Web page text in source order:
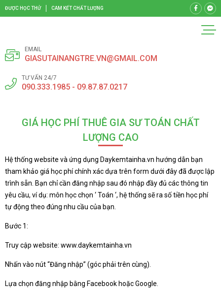
ĐƯỢC HỌC THỬ CAM KẾT CHẤT LƯỢNG
EMAIL
GIASUTAINANGTRE.VN@GMAIL.COM
TƯ VẤN 24/7
090.333.1985 - 09.87.87.0217
GIÁ HỌC PHÍ THUÊ GIA SƯ TOÁN CHẤT
LƯỢNG CAO
Hệ thống website và ứng dụng Daykemtainha.vn hướng dẫn bạn
tham khảo giá học phí chính xác dựa trên form dưới đây đã được lập
trình sẵn. Bạn chỉ cần đăng nhập sau đó nhập đầy đủ các thông tin
yêu cầu, ví dụ: môn học chọn ‘ Toán ‘, hệ thống sẽ ra số tiền học phí
tự động theo đúng nhu cầu của bạn.
Bước 1:
Truy cập website: www.daykemtainha.vn
Nhấn vào nút “Đăng nhập” (góc phải trên cùng).
Lựa chọn đăng nhập bằng Facebook hoặc Google.